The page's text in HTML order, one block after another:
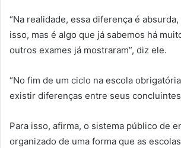
“Na realidade, essa diferença é
isso, mas é algo que já sabemos há
outros exames já mostraram”, diz ele.
“No fim de um ciclo na escola
existir diferenças entre seus
Para isso, afirma, o sistema público de
organizado de uma forma que as